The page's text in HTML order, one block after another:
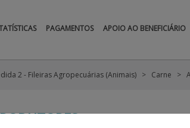
PAGAMENTOS APOIO AO BENEFICIÁRIO
2 - Fileiras Agropecuárias (Animais) Carne